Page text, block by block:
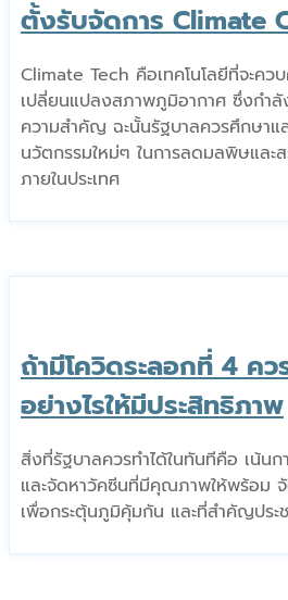
ตั้งรับจัดการ Climate
Climate Tech คือเทคโนโลยีที่จะคว
เปลี่ยนแปลงสภาพภูมิอากาศ ซึ่งกำลั
ความสำคัญ ฉะนั้นรัฐบาลควรศึกษาแล
นวัตกรรมใหม่ๆ ในการลดมลพิษและ
ภายในประเทศ
ถ้ามีโควิดระลอกที่ 4 ค
อย่างไรให้มีประสิทธิภาพ
สิ่งที่รัฐบาลควรทำได้ในทันทีคือ เน้นก
และจัดหาวัคซีนที่มีคุณภาพให้พร้อม
เพื่อกระตุ้นภูมิคุ้มกัน และที่สำคัญประ